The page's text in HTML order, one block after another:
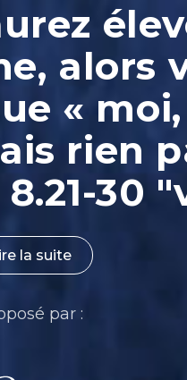
alors
«
rien
30
la suite
par :